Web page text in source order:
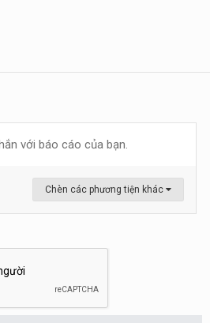
với báo cáo của bạn.
Chèn các phương tiện khác